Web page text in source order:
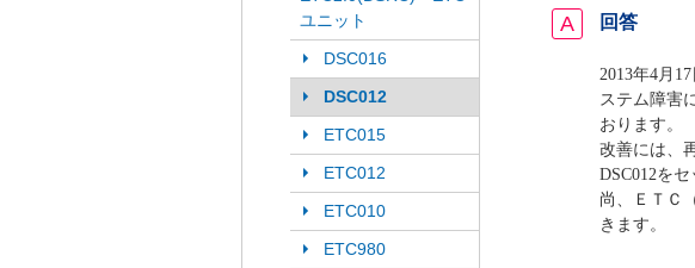
ユニット
DSC016
DSC012
ETC015
ETC012
ETC010
ETC980
回答
2013年4月
ステム障害
おります。
改善には、
DSC012を
尚、ＥＴＣ
きます。